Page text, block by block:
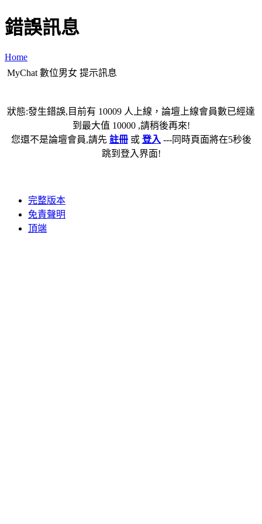
錯誤訊息
Home
MyChat 數位男女 提示訊息
狀態:發生錯誤,目前有 10009 人上線，論壇上線會員數已經達
到最大值 10000 ,請稍後再來!
您還不是論壇會員,請先 註冊或 登入 ---同時頁面將在5秒後
跳到登入界面!
完整版本
免責聲明
頂端